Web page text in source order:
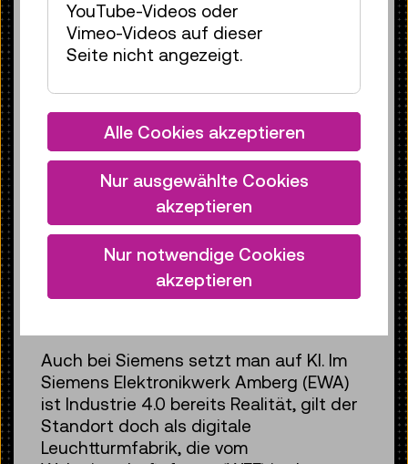
Auch bei Siemens setzt man auf KI. Im
Siemens Elektronikwerk Amberg (EWA)
ist Industrie 4.0 bereits Realität, gilt der
Standort doch als digitale
Leuchtturmfabrik, die vom
YouTube-Videos oder
Vimeo-Videos auf dieser
Seite nicht angezeigt.
Alle Cookies akzeptieren
Nur ausgewählte Cookies
akzeptieren
Nur notwendige Cookies
akzeptieren